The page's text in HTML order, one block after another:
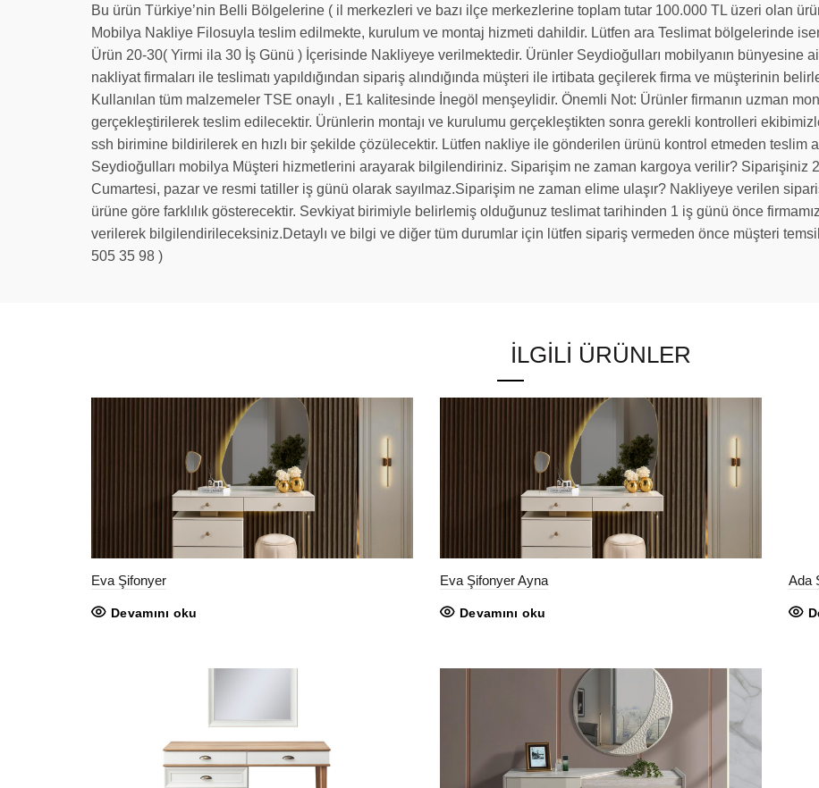
Bu ürün Türkiye’nin Belli Bölgelerine ( il merkezleri ve bazı ilçe merkezlerine toplam tutar 100.000 TL üzeri olan
Mobilya Nakliye Filosuyla teslim edilmekte, kurulum ve montaj hizmeti dahildir. Lütfen ara Teslimat bölgelerinde
Ürün 20-30( Yirmi ila 30 İş Günü ) İçerisinde Nakliyeye verilmektedir. Ürünler Seydioğulları mobilyanın bünyesine
nakliyat firmaları ile teslimatı yapıldığından sipariş alındığında müşteri ile irtibata geçilerek firma ve müşterinin
Kullanılan tüm malzemeler TSE onaylı , E1 kalitesinde İnegöl menşeylidir. Önemli Not: Ürünler firmanın uzman
gerçekleştirilerek teslim edilecektir. Ürünlerin montajı ve kurulumu gerçekleştikten sonra gerekli kontrolleri
ssh birimine bildirilerek en hızlı bir şekilde çözülecektir. Lütfen nakliye ile gönderilen ürünü kontrol etmeden teslim
Seydioğulları mobilya Müşteri hizmetlerini arayarak bilgilendiriniz. Siparişim ne zaman kargoya verilir? Siparişiniz
Cumartesi, pazar ve resmi tatiller iş günü olarak sayılmaz.Siparişim ne zaman elime ulaşır? Nakliyeye verilen
ürüne göre farklılık gösterecektir. Sevkiyat birimiyle belirlemiş olduğunuz teslimat tarihinden 1 iş günü önce
verilerek bilgilendirileceksiniz.Detaylı ve bilgi ve diğer tüm durumlar için lütfen sipariş vermeden önce müşteri
505 35 98 )
İLGILI ÜRÜNLER
Eva Şifonyer
Devamını oku
Eva Şifonyer Ayna
Devamını oku
Ada